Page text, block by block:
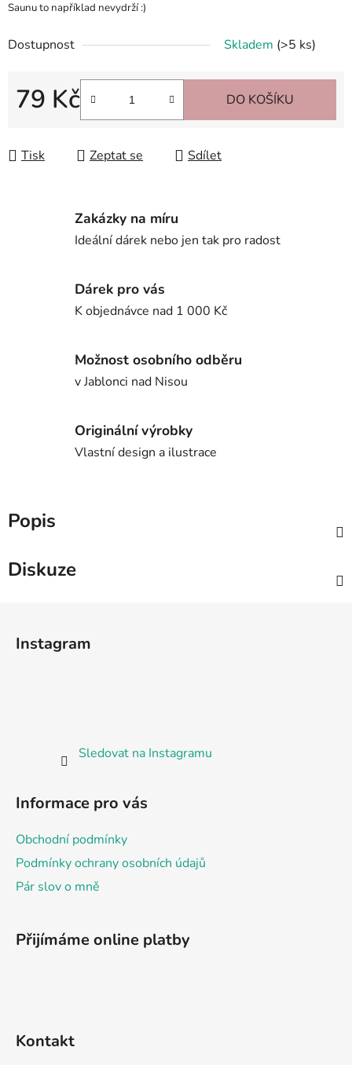
Saunu to například nevydrží :)
Dostupnost Skladem (>5 ks)
79 Kč
Měrná cena:
DO KOŠÍKU
Tisk Zeptat se Sdílet
Zakázky na míru
Ideální dárek nebo jen tak pro radost
Dárek pro vás
K objednávce nad 1 000 Kč
Možnost osobního odběru
v Jablonci nad Nisou
Originální výrobky
Vlastní design a ilustrace
Popis
Diskuze
Instagram
Sledovat na Instagramu
Informace pro vás
Obchodní podmínky
Podmínky ochrany osobních údajů
Pár slov o mně
Přijímáme online platby
Kontakt